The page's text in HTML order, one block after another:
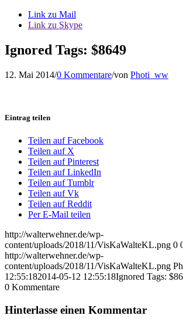
Link zu Mail
Link zu Skype
Ignored Tags: $8649
12. Mai 2014/0 Kommentare/von Photi_ww
Eintrag teilen
Teilen auf Facebook
Teilen auf X
Teilen auf Pinterest
Teilen auf LinkedIn
Teilen auf Tumblr
Teilen auf Vk
Teilen auf Reddit
Per E-Mail teilen
http://walterwehner.de/wp-
content/uploads/2018/11/VisKaWalteKL.png 0
http://walterwehner.de/wp-
content/uploads/2018/11/VisKaWalteKL.png
12:55:182014-05-12 12:55:18Ignored Tags:
0 Kommentare
Hinterlasse einen Kommentar